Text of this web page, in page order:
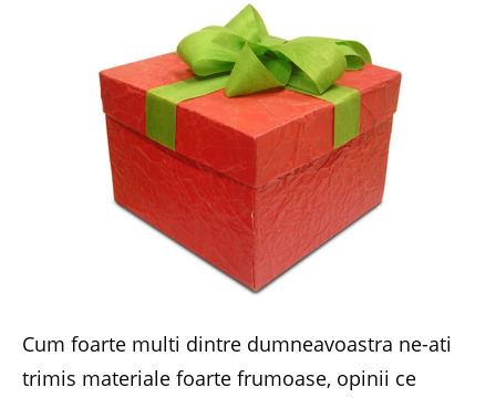
Cum foarte multi dintre dumneavoastra ne-ati
trimis materiale foarte frumoase, opinii ce